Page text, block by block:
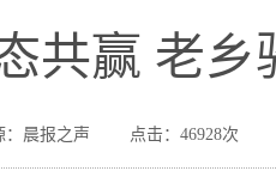
共赢 老
：晨报之声 点击：46928次